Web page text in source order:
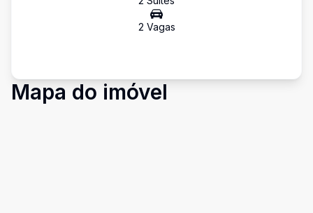
2 Vagas
Mapa do imóvel